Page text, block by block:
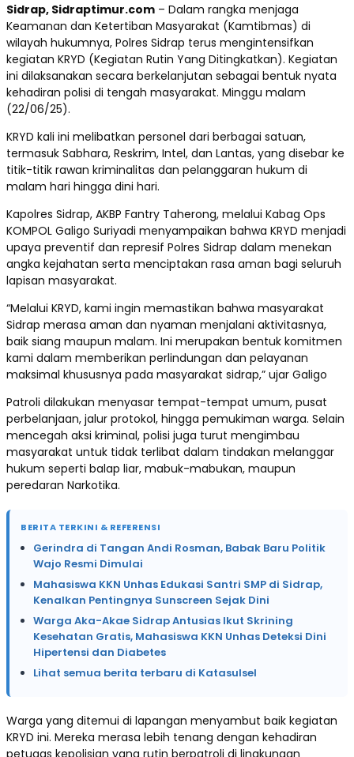
Sidrap, Sidraptimur.com – Dalam rangka menjaga
Keamanan dan Ketertiban Masyarakat (Kamtibmas) di
wilayah hukumnya, Polres Sidrap terus mengintensifkan
kegiatan KRYD (Kegiatan Rutin Yang Ditingkatkan). Kegiatan
ini dilaksanakan secara berkelanjutan sebagai bentuk nyata
kehadiran polisi di tengah masyarakat. Minggu malam
(22/06/25).
KRYD kali ini melibatkan personel dari berbagai satuan,
termasuk Sabhara, Reskrim, Intel, dan Lantas, yang disebar ke
titik-titik rawan kriminalitas dan pelanggaran hukum di
malam hari hingga dini hari.
Kapolres Sidrap, AKBP Fantry Taherong, melalui Kabag Ops
KOMPOL Galigo Suriyadi menyampaikan bahwa KRYD menjadi
upaya preventif dan represif Polres Sidrap dalam menekan
angka kejahatan serta menciptakan rasa aman bagi seluruh
lapisan masyarakat.
“Melalui KRYD, kami ingin memastikan bahwa masyarakat
Sidrap merasa aman dan nyaman menjalani aktivitasnya,
baik siang maupun malam. Ini merupakan bentuk komitmen
kami dalam memberikan perlindungan dan pelayanan
maksimal khususnya pada masyarakat sidrap,” ujar Galigo
Patroli dilakukan menyasar tempat-tempat umum, pusat
perbelanjaan, jalur protokol, hingga pemukiman warga. Selain
mencegah aksi kriminal, polisi juga turut mengimbau
masyarakat untuk tidak terlibat dalam tindakan melanggar
hukum seperti balap liar, mabuk-mabukan, maupun
peredaran Narkotika.
BERITA TERKINI & REFERENSI
Gerindra di Tangan Andi Rosman, Babak Baru Politik
Wajo Resmi Dimulai
Mahasiswa KKN Unhas Edukasi Santri SMP di Sidrap,
Kenalkan Pentingnya Sunscreen Sejak Dini
Warga Aka-Akae Sidrap Antusias Ikut Skrining
Kesehatan Gratis, Mahasiswa KKN Unhas Deteksi Dini
Hipertensi dan Diabetes
Lihat semua berita terbaru di Katasulsel
Warga yang ditemui di lapangan menyambut baik kegiatan
KRYD ini. Mereka merasa lebih tenang dengan kehadiran
petugas kepolisian yang rutin berpatroli di lingkungan